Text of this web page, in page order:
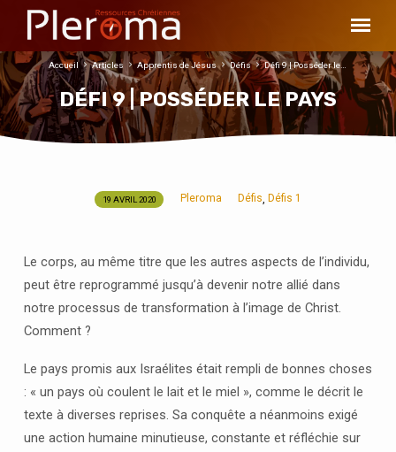
DÉFI 9 | POSSÉDER LE PAYS
Accueil Articles Apprentis de Jésus Défis Défi 9 | Posséder le…
|
POSSÉDER
LE
PAYS
19 AVRIL 2020 Pleroma Défis Défis 1
Le corps, au même titre que les autres aspects de l’individu,
peut être reprogrammé jusqu’à devenir notre allié dans
notre processus de transformation à l’image de Christ.
Comment ?
Le pays promis aux Israélites était rempli de bonnes choses
: « un pays où coulent le lait et le miel », comme le décrit le
texte à diverses reprises. Sa conquête a néanmoins exigé
une action humaine minutieuse, constante et réfléchie sur